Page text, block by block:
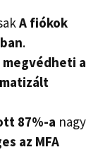
A fiókok
.
megvédheti a
87%-a nagy
az MFA